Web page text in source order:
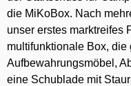
die MiKoBox. Nach
unser erstes marktreifes
multifunktionale Box,
Aufbewahrungsmöbel,
eine Schublade mit